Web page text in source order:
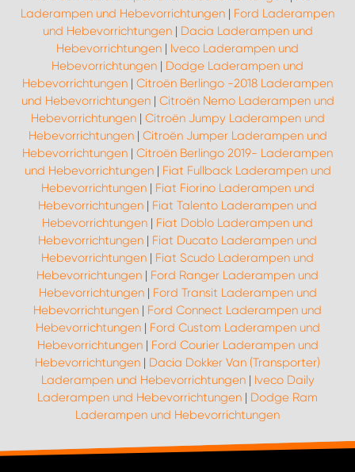
Laderampen und Hebevorrichtungen | Ford Laderampen
und Hebevorrichtungen| Dacia Laderampen und
Hebevorrichtungen | Iveco Laderampen und
Hebevorrichtungen | Dodge Laderampen und
Hebevorrichtungen | Citroën Berlingo -2018 Laderampen
und Hebevorrichtungen| Citroën Nemo Laderampen und
Hebevorrichtungen| Citroën Jumpy Laderampen und
Hebevorrichtungen| Citroën Jumper Laderampen und
Hebevorrichtungen | Citroën Berlingo 2019- Laderampen
und Hebevorrichtungen| Fiat Fullback Laderampen und
Hebevorrichtungen| Fiat Fiorino Laderampen und
Hebevorrichtungen | Fiat Talento Laderampen und
Hebevorrichtungen | Fiat Doblo Laderampen und
Hebevorrichtungen | Fiat Ducato Laderampen und
Hebevorrichtungen | Fiat Scudo Laderampen und
Hebevorrichtungen | Ford Ranger Laderampen und
Hebevorrichtungen| Ford Transit Laderampen und
Hebevorrichtungen | Ford Connect Laderampen und
Hebevorrichtungen| Ford Custom Laderampen und
Hebevorrichtungen| Ford Courier Laderampen und
Hebevorrichtungen | Dacia Dokker Van (Transporter)
Laderampen und Hebevorrichtungen| Iveco Daily
Laderampen und Hebevorrichtungen | Dodge Ram
Laderampen und Hebevorrichtungen